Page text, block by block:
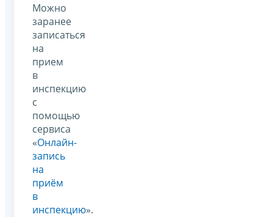
Можно
заранее
записаться
на
прием
в
инспекцию
с
помощью
сервиса
«Онлайн-
запись
на
приём
в
инспекцию».